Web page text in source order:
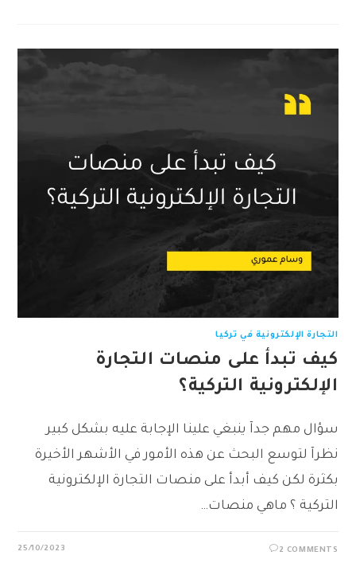
التجارة الإلكترونية في تركيا
كيف تبدأ على منصات التجارة
الإلكترونية التركية؟
سؤال مهم جدآ ينبغي علينا الإجابة عليه بشكل كبير
نظرآ لتوسع البحث عن هذه الأمور في الأشهر الأخيرة
بكثرة لكن كيف أبدأ على منصات التجارة الإلكترونية
التركية ؟ ماهي منصات…
2 COMMENTS
25/10/2023